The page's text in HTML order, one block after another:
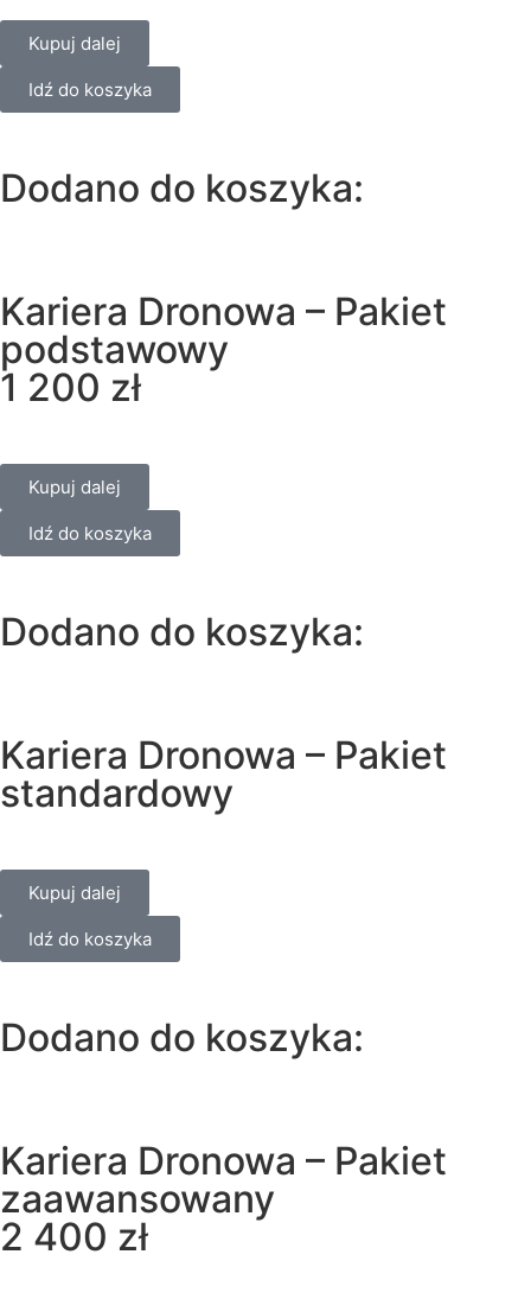
Kupuj dalej
Idź do koszyka
Dodano do koszyka:
Kariera Dronowa – Pakiet
podstawowy
1 200 zł
Kupuj dalej
Idź do koszyka
Dodano do koszyka:
Kariera Dronowa – Pakiet
standardowy
Kupuj dalej
Idź do koszyka
Dodano do koszyka:
Kariera Dronowa – Pakiet
zaawansowany
2 400 zł